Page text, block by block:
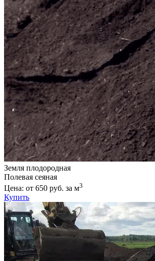
Земля плодородная
Полевая сеяная
Цена: от 650 руб. за м3
Купить